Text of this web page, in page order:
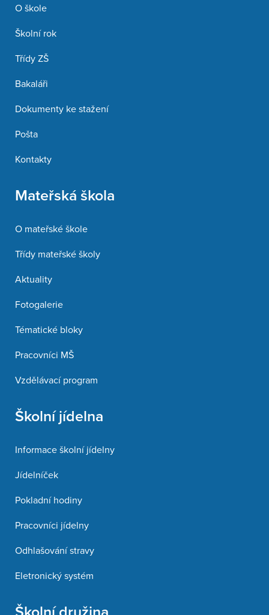
O škole
Školní rok
Třídy ZŠ
Bakaláři
Dokumenty ke stažení
Pošta
Kontakty
Mateřská škola
O mateřské škole
Třídy mateřské školy
Aktuality
Fotogalerie
Tématické bloky
Pracovníci MŠ
Vzdělávací program
Školní jídelna
Informace školní jídelny
Jídelníček
Pokladní hodiny
Pracovníci jídelny
Odhlašování stravy
Eletronický systém